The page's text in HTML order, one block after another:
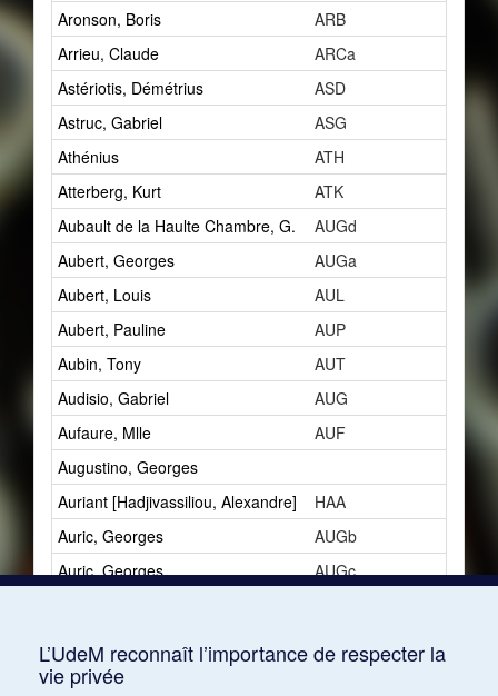
Aronson, Boris
ARB
Arrieu, Claude
ARCa
Astériotis, Démétrius
ASD
Astruc, Gabriel
ASG
Athénius
ATH
Atterberg, Kurt
ATK
Aubault de la Haulte Chambre, G.
AUGd
Aubert, Georges
AUGa
Aubert, Louis
AUL
Aubert, Pauline
AUP
Aubin, Tony
AUT
Audisio, Gabriel
AUG
Aufaure, Mlle
AUF
Augustino, Georges
Auriant [Hadjivassiliou, Alexandre]
HAA
Auric, Georges
AUGb
Auric, Georges
AUGc
3
Azpiri, Munoz
L’UdeM reconnaît l’importance de respecter la
vie privée